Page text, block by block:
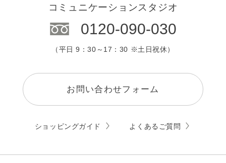
コミュニケーションスタジオ
0120-090-030
（平日 9：30～17：30 ※土日祝休）
お問い合わせフォーム
ショッピングガイド よくあるご質問